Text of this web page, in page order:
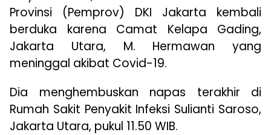
Provinsi (Pemprov) DKI Jakarta kembali
berduka karena Camat Kelapa Gading,
Jakarta Utara, M. Hermawan yang
meninggal akibat Covid-19.
Dia menghembuskan napas terakhir di
Rumah Sakit Penyakit Infeksi Sulianti Saroso,
Jakarta Utara, pukul 11.50 WIB.